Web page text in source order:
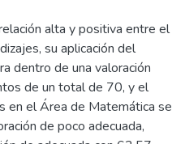
alta y positiva entre el
su aplicación del
dentro de una valoración
de un total de 70, y el
en el Área de Matemática se
de poco adecuada,